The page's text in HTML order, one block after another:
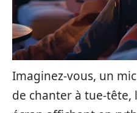
Imaginez-vous, un
de chanter à tue-tête,